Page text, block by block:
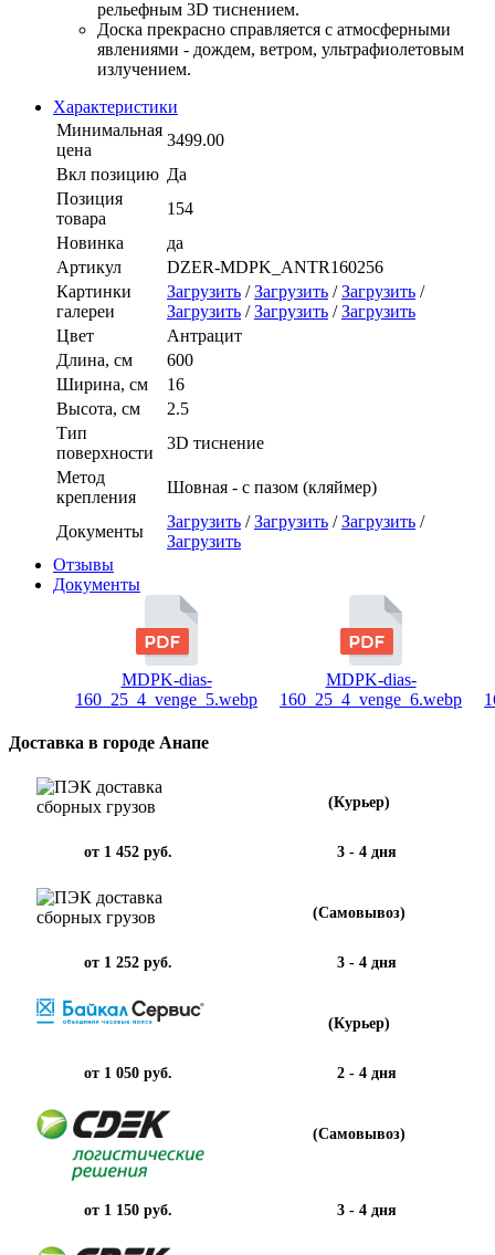
рельефным 3D тиснением.
Доска прекрасно справляется с атмосферными
явлениями - дождем, ветром, ультрафиолетовым
излучением.
Характеристики
Минимальная
цена
3499.00
Вкл позицию Да
Позиция
товара
154
Новинка
да
Артикул
DZER-MDPK_ANTR160256
Картинки
галереи
Загрузить /Загрузить /Загрузить /
Загрузить /Загрузить /Загрузить
Цвет
Антрацит
Длина, см
600
Ширина, см
16
Высота, см
2.5
Тип
поверхности
3D тиснение
Метод
крепления
Шовная - с пазом (кляймер)
Документы
Загрузить /Загрузить /Загрузить /
Загрузить
Отзывы
Документы
MDPK-dias-
160_25_4_venge_5.webp
MDPK-dias-
160_25_4_venge_6.webp
Доставка в городе Анапе
(Курьер)
от 1 452 руб. 3 - 4 дня
(Самовывоз)
от 1 252 руб. 3 - 4 дня
(Курьер)
от 1 050 руб. 2 - 4 дня
(Самовывоз)
от 1 150 руб. 3 - 4 дня